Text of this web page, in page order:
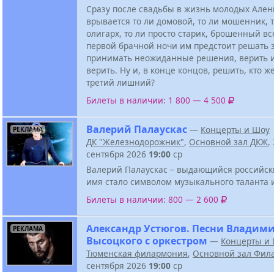
Сразу после свадьбы в жизнь молодых
врывается то ли домовой, то ли мошенник,
олигарх, то ли просто старик, брошенный
первой брачной ночи им предстоит решать
принимать неожиданные решения, верить
верить. Ну и, в конце концов, решить, кто
третий лишний?
Билеты в наличии: 1 800 — 4 500
РЕКЛАМА Валерий Палаускас — Концерты и Шоу
ДК "Железнодорожник", Основной зал ДКЖ,
сентября 2026 19:00 ср
Валерий Палаускас – выдающийся
имя стало символом музыкального таланта
Билеты в наличии: 800 — 2 600
РЕКЛАМА
Александр Устюгов. Песни
Высоцкого с оркестром — Концерты и
Тюменская филармония, Основной зал
сентября 2026 19:00 ср